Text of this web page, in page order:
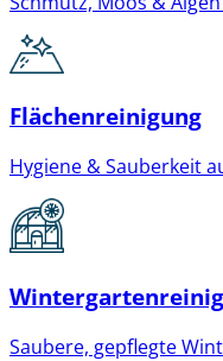
Flächenreinigung
Hygiene & Sauberkeit
Saubere, gepflegte